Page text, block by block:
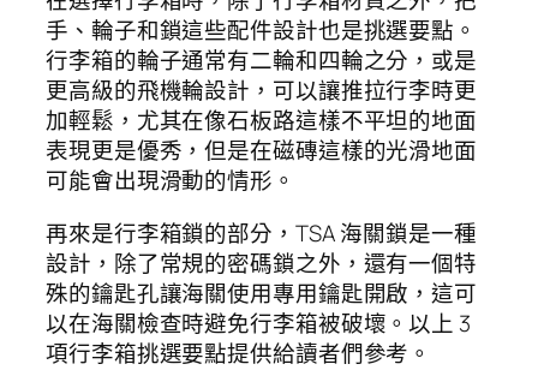
手、輪子和鎖這些配件設計也是挑選要點。
行李箱的輪子通常有二輪和四輪之分，或是
更高級的飛機輪設計，可以讓推拉行李時更
加輕鬆，尤其在像石板路這樣不平坦的地面
表現更是優秀，但是在磁磚這樣的光滑地面
可能會出現滑動的情形。
再來是行李箱鎖的部分，TSA 海關鎖是一種
設計，除了常規的密碼鎖之外，還有一個特
殊的鑰匙孔讓海關使用專用鑰匙開啟，這可
以在海關檢查時避免行李箱被破壞。以上 3
項行李箱挑選要點提供給讀者們參考。